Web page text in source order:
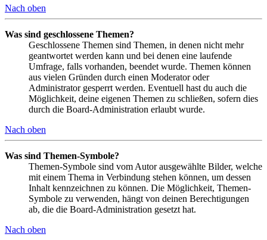
Nach oben
Was sind geschlossene Themen?
Geschlossene Themen sind Themen, in denen nicht mehr
geantwortet werden kann und bei denen eine laufende
Umfrage, falls vorhanden, beendet wurde. Themen können
aus vielen Gründen durch einen Moderator oder
Administrator gesperrt werden. Eventuell hast du auch die
Möglichkeit, deine eigenen Themen zu schließen, sofern dies
durch die Board-Administration erlaubt wurde.
Nach oben
Was sind Themen-Symbole?
Themen-Symbole sind vom Autor ausgewählte Bilder, welche
mit einem Thema in Verbindung stehen können, um dessen
Inhalt kennzeichnen zu können. Die Möglichkeit, Themen-
Symbole zu verwenden, hängt von deinen Berechtigungen
ab, die die Board-Administration gesetzt hat.
Nach oben